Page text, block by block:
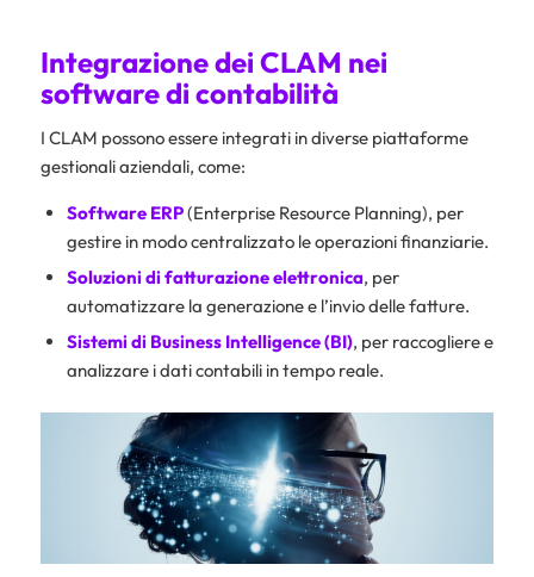
Integrazione dei CLAM nei
software di contabilità
I CLAM possono essere integrati in diverse piattaforme
gestionali aziendali, come:
Software ERP(Enterprise Resource Planning), per
gestire in modo centralizzato le operazioni finanziarie.
Soluzioni di fatturazione elettronica, per
automatizzare la generazione e l’invio delle fatture.
Sistemi di Business Intelligence (BI), per raccogliere e
analizzare i dati contabili in tempo reale.